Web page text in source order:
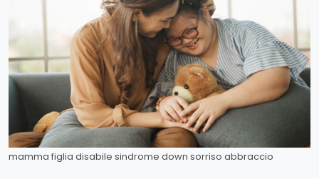
mamma figlia disabile sindrome down sorriso abbraccio